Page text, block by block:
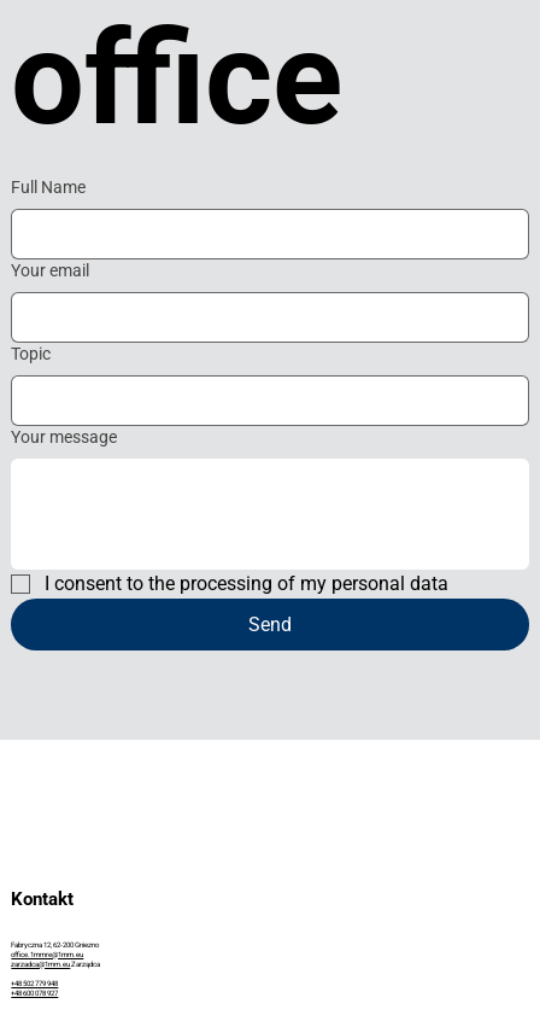
office
Full Name
Your email
Topic
Your message
I consent to the processing of my personal data
Send
Kontakt
Fabryczna 12, 62-200 Gniezno
office.1mmre@1mm.eu
zarzadca@1mm.euZarządca
+48 502 779 948
+48 600 078 927